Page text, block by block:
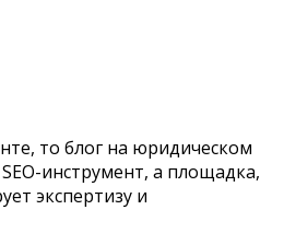
то блог на юридическом
инструмент, а площадка,
экспертизу и